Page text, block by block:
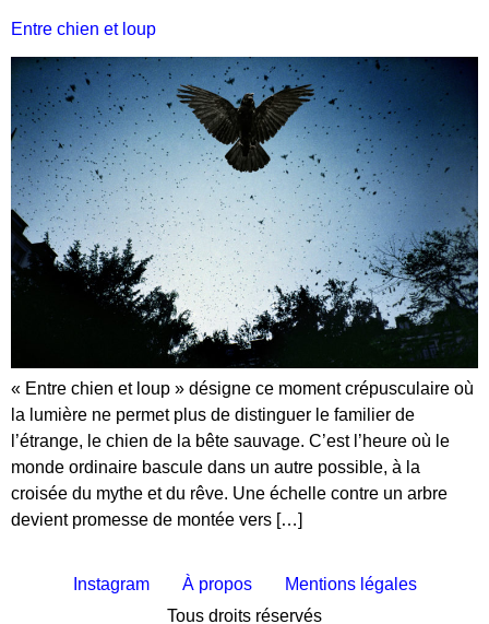
Entre chien et loup
« Entre chien et loup » désigne ce moment crépusculaire où
la lumière ne permet plus de distinguer le familier de
l’étrange, le chien de la bête sauvage. C’est l’heure où le
monde ordinaire bascule dans un autre possible, à la
croisée du mythe et du rêve. Une échelle contre un arbre
devient promesse de montée vers […]
Instagram À propos
Mentions légales
Tous droits réservés